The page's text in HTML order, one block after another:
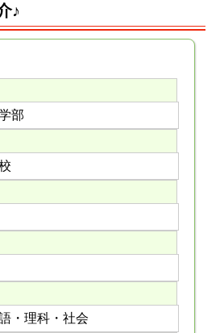
♪
部
・理科・社会